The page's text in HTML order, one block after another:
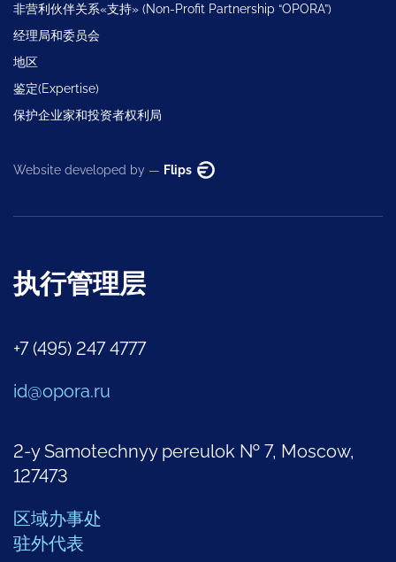
非营利伙伴关系«支持» (Non-Profit Partnership “OPORA”)
经理局和委员会
地区
鉴定(Expertise)
保护企业家和投资者权利局
Website developed by — Flips
执行管理层
+7 (495) 247 4777
id@opora.ru
2-y Samotechnyy pereulok № 7, Moscow,
127473
区域办事处
驻外代表